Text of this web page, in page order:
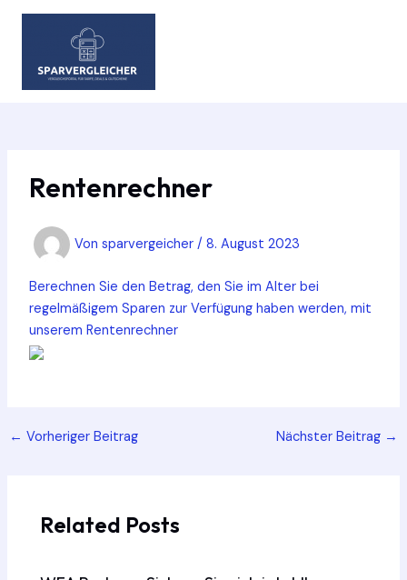
Zum
Rentenrechner
Von sparvergeicher / 8. August 2023
Berechnen Sie den Betrag, den Sie im Alter bei
regelmäßigem Sparen zur Verfügung haben werden, mit
unserem Rentenrechner
Post
← Vorheriger Beitrag Nächster Beitrag →
Related Posts